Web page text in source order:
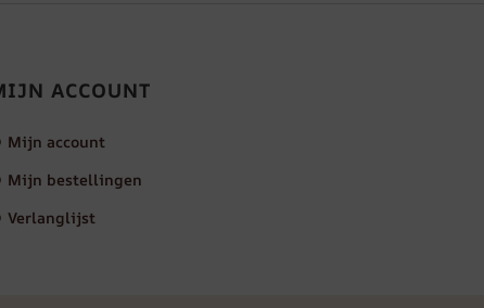
ACCOUNT
Mijn account
Mijn bestellingen
Verlanglijst